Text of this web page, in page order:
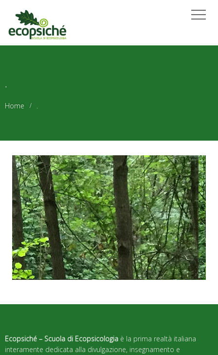
.
Home .
Ecopsiché – Scuola di Ecopsicologia è la prima realtà italiana
interamente dedicata alla divulgazione, insegnamento e